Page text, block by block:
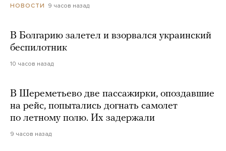
НОВОСТИ 9 часов назад
В Болгарию залетел и взорвался украинский
беспилотник
10 часов назад
В Шереметьево две пассажирки, опоздавшие
на рейс, попытались догнать самолет
по летному полю. Их задержали
9 часов назад